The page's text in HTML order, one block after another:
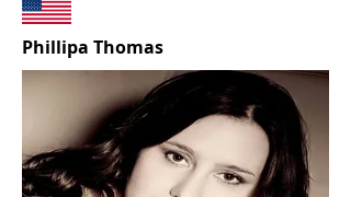
Phillipa Thomas